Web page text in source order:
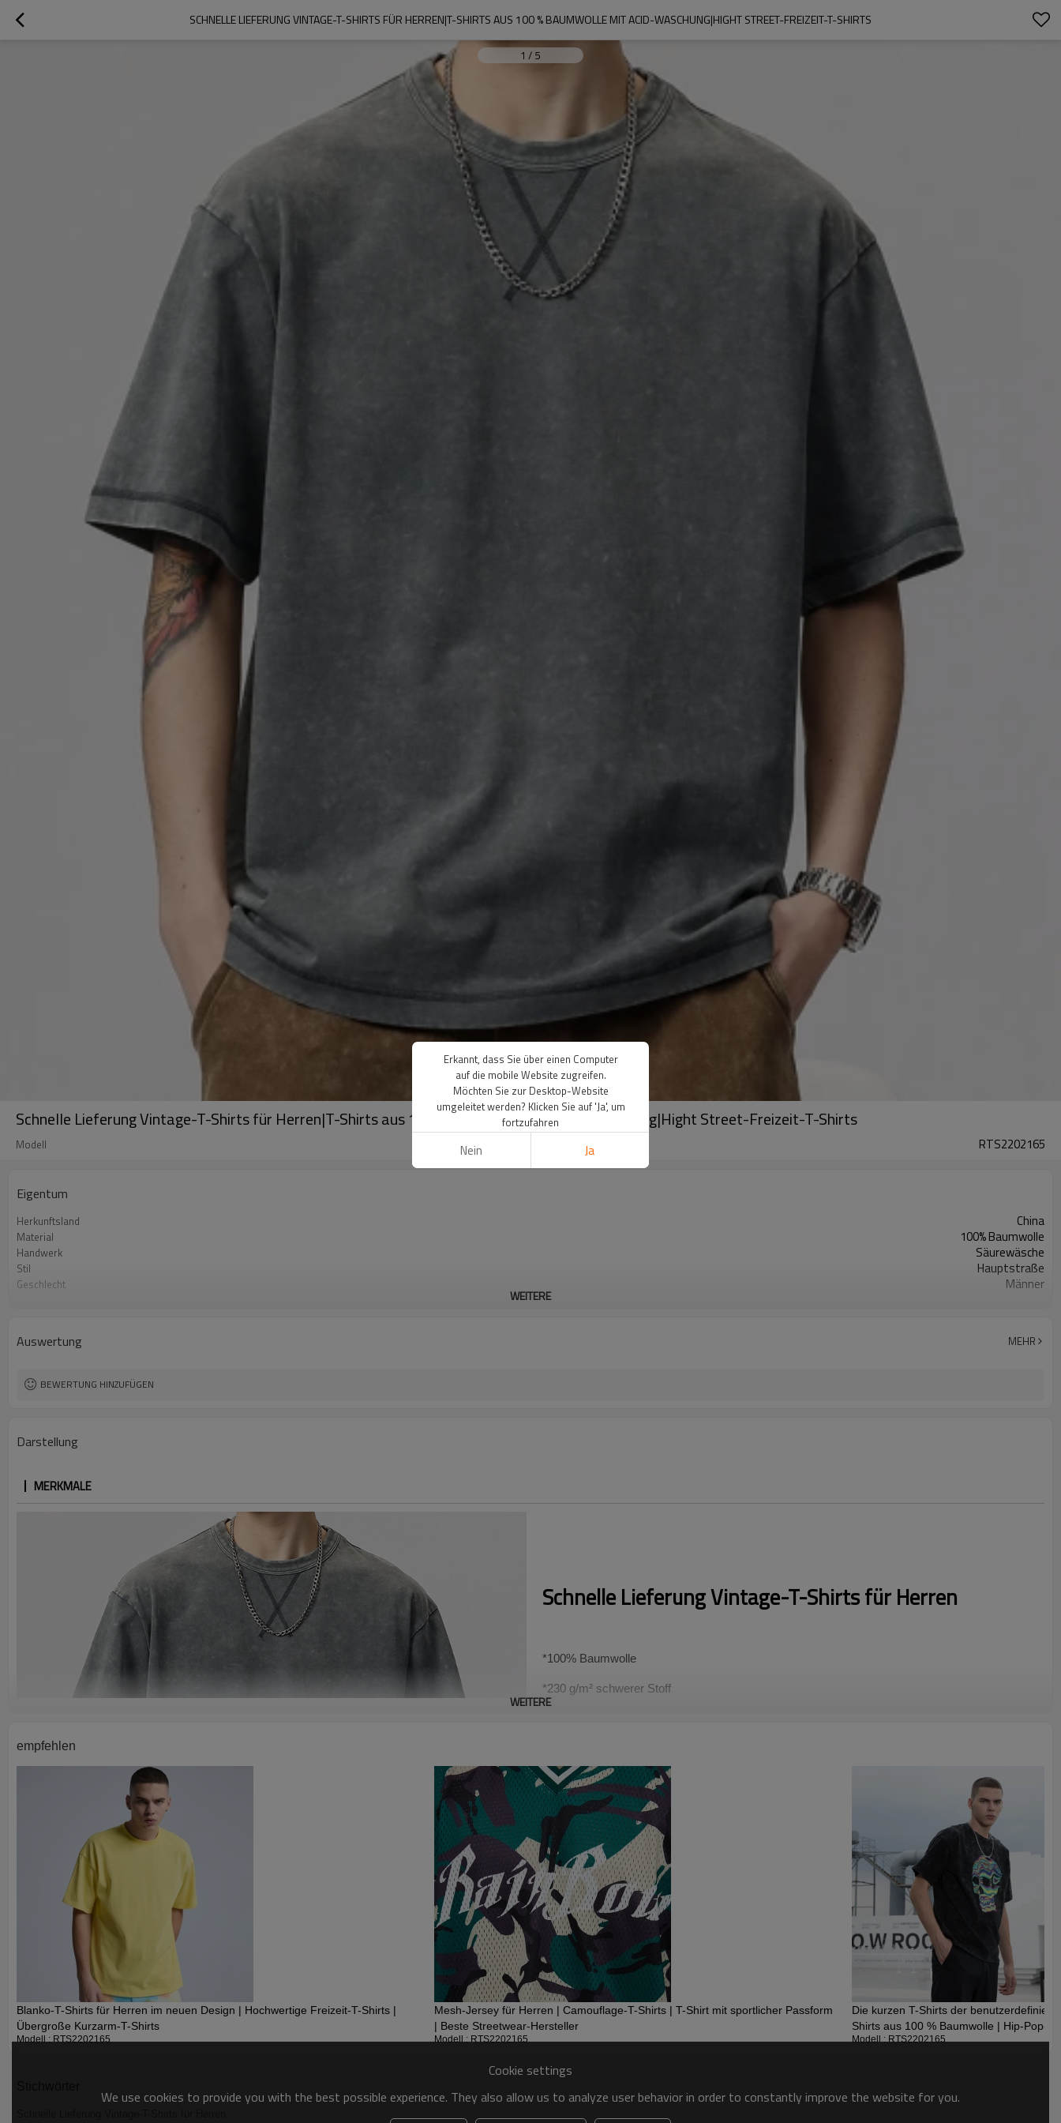
SCHNELLE LIEFERUNG VINTAGE-T-SHIRTS FÜR HERREN|T-SHIRTS AUS 100 % BAUMWOLLE MIT ACID-WASCHUNG|HIGHT STREET-FREIZEIT-T-SHIRTS
1 / 5
Schnelle Lieferung Vintage-T-Shirts für Herren|T-Shirts aus 100 % Baumwolle mit Acid-Waschung|Hight Street-Freizeit-T-Shirts
Modell RTS2202165
Eigentum
Herkunftsland China
Material 100% Baumwolle
Handwerk Säurewäsche
Stil Hauptstraße
Geschlecht Männer
WEITERE
Auswertung MEHR
BEWERTUNG HINZUFÜGEN
Darstellung
MERKMALE
Schnelle Lieferung Vintage-T-Shirts für Herren
*100% Baumwolle
*230 g/m² schwerer Stoff
Angebot zu erhalten.
Acid Wash gilt als einer der bestimmenden Trends des Jahrzehnts. Es zeigt einen Vintage-Look
und macht die Kleidung weich und hautnah. Unsere Fabrik verwendet 230 g/m² reaktives
Gewebe zur Herstellung von Säurewaschartikeln, es hat keine Risse bei den Hemden.
WEITERE
empfehlen
Blanko-T-Shirts für Herren im neuen Design | Hochwertige Freizeit-T-Shirts |
Übergroße Kurzarm-T-Shirts
Modell : RTS2202165
Mesh-Jersey für Herren | Camouflage-T-Shirts | T-Shirt mit sportlicher Passform
| Beste Streetwear-Hersteller
Modell : RTS2202165
Die kurzen T-Shirts der
Shirts aus 100 % Baumwolle | Hip-Pop-
Modell : RTS2202165
Cookie settings
We use cookies to provide you with the best possible experience. They also allow us to analyze user behavior in order to constantly improve the website for you.
Erkannt, dass Sie über einen Computer
auf die mobile Website zugreifen.
Möchten Sie zur Desktop-Website
umgeleitet werden? Klicken Sie auf 'Ja', um
fortzufahren
Nein Ja